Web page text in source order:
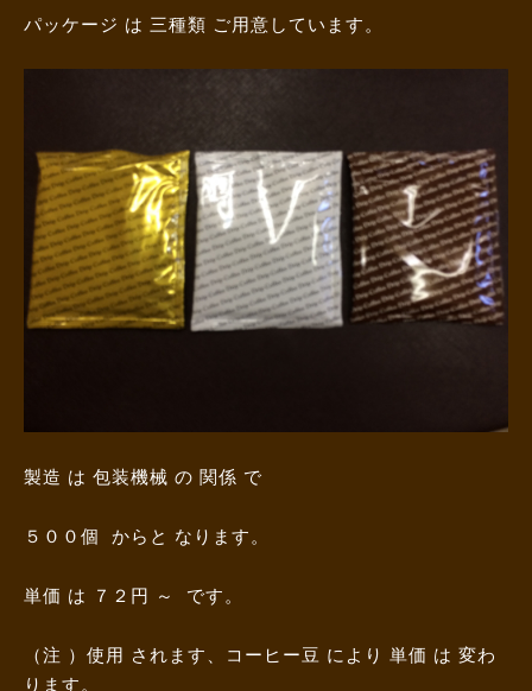
パッケージ は 三種類 ご用意しています。
製造 は 包装機械 の 関係 で
５００個 からと なります。
単価 は ７２円 ～ です。
（注 ）使用 されます、コーヒー豆 により 単価 は 変わ
ります。